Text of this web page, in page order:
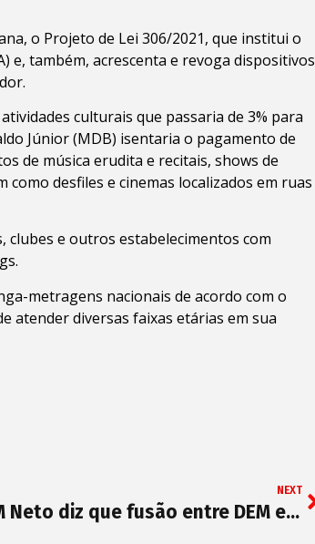
o Projeto de Lei 306/2021, que institui o
e, também, acrescenta e revoga dispositivos
culturais que passaria de 3% para
Júnior (MDB) isentaria o pagamento de
de música erudita e recitais, shows de
desfiles e cinemas localizados em ruas
clubes e outros estabelecimentos com
metragens nacionais de acordo com o
atender diversas faixas etárias em sua
NEXT
ACM Neto diz que fusão entre DEM e PSL visa “ter o maior partido do Brasil e da Bahia”